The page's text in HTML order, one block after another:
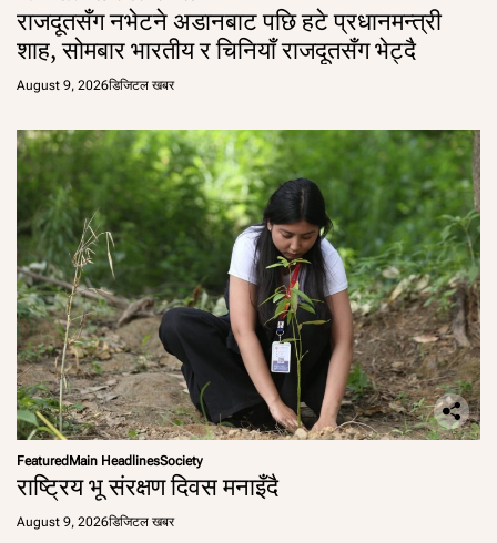
राजदूतसँग नभेटने अडानबाट पछि हटे प्रधानमन्त्री
शाह, सोमबार भारतीय र चिनियाँ राजदूतसँग भेट्दै
August 9, 2026डिजिटल खबर
Featured Main HeadlinesSociety
राष्ट्रिय भू संरक्षण दिवस मनाइँदै
August 9, 2026डिजिटल खबर